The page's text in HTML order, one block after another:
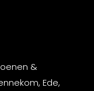
&
Ede,